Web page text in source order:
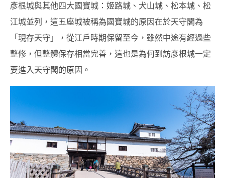
彥根城與其他四大國寶城：姬路城、犬山城、松本城、松
江城並列，這五座城被稱為國寶城的原因在於天守閣為
「現存天守」，從江戶時期保留至今，雖然中途有經過些
整修，但整體保存相當完善，這也是為何到訪彥根城一定
要進入天守閣的原因。